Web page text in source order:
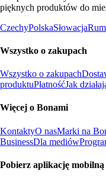
pięknych produktów do
CzechyPolskaSłowacja
Wszystko o zakupach
Wszystko o zakupach
produktuPłatnośćJak
Więcej o Bonami
KontaktyO nasMarki na
BusinessDla mediów
Pobierz aplikację mobilną